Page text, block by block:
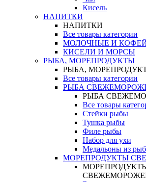
Кисель
НАПИТКИ
НАПИТКИ
Все товары категории
МОЛОЧНЫЕ И
КИСЕЛИ И МОРСЫ
РЫБА, МОРЕПРОДУКТЫ
РЫБА,
Все товары категории
РЫБА
РЫБА
Все товары
Стейки рыбы
Тушка рыбы
Филе рыбы
Набор для ухи
Медальоны из
МОРЕПРОДУКТЫ